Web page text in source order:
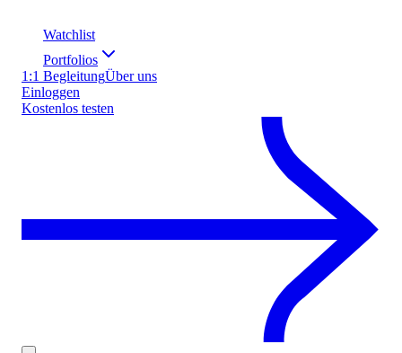
Watchlist
Portfolios
1:1 BegleitungÜber uns
Einloggen
Kostenlos testen